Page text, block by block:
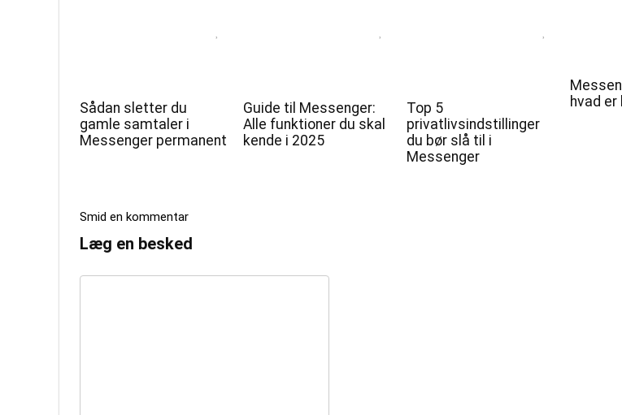
Sådan sletter du
gamle samtaler i
Messenger permanent
Guide til Messenger:
Alle funktioner du skal
kende i 2025
Top 5
privatlivsindstillinger
du bør slå til i
Messenger
hvad
Smid en kommentar
Læg en besked